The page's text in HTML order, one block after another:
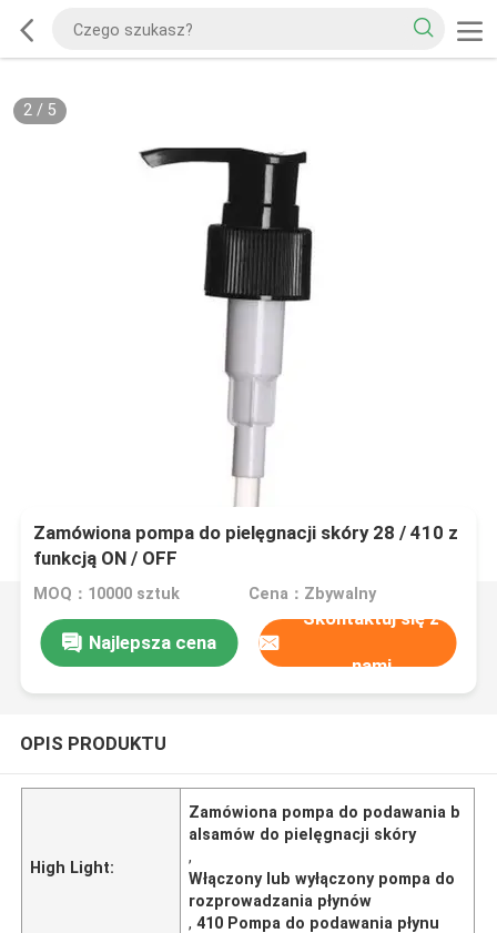
2/ 5
Zamówiona pompa do pielęgnacji skóry 28 / 410 z
funkcją ON / OFF
MOQ：10000 sztuk Cena：Zbywalny
Najlepsza cena
Skontaktuj się z
nami
OPIS PRODUKTU
High Light:
Zamówiona pompa do podawania b
alsamów do pielęgnacji skóry
,
Włączony lub wyłączony pompa do
rozprowadzania płynów
,410 Pompa do podawania płynu